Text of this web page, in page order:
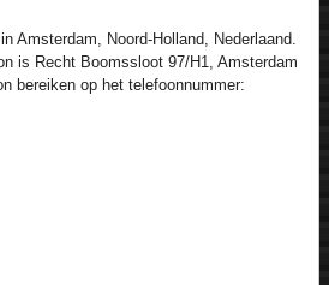
Amsterdam Noord-Holland, Nederlaand.
is Recht Boomssloot 97/H1 , Amsterdam
bereiken op het telefoonnummer: